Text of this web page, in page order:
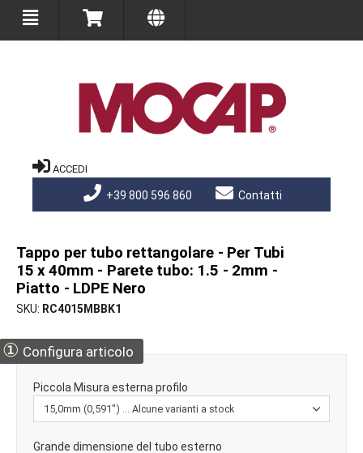
ACCEDI
+39 800 596 860 Contatti
Tappo per tubo rettangolare - Per Tubi
15 x 40mm - Parete tubo: 1.5 - 2mm -
Piatto - LDPE Nero
SKU RC4015MBBK1
① Configura articolo
Piccola Misura esterna profilo
Grande dimensione del tubo esterno